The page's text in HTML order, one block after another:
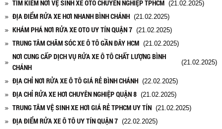
TÌM KIẾM NƠI VỆ SINH XE OTO CHUYÊN NGHIỆP TPHCM (21.02.2025)
ĐỊA ĐIỂM RỬA XE HƠI NHANH BÌNH CHÁNH (21.02.2025)
KHÁM PHÁ NƠI RỬA XE OTO UY TÍN QUẬN 7 (21.02.2025)
TRUNG TÂM CHĂM SÓC XE Ô TÔ GẦN ĐÂY HCM (21.02.2025)
NƠI CUNG CẤP DỊCH VỤ RỬA XE Ô TÔ CHẤT LƯỢNG BÌNH
CHÁNH
(21.02.2025)
ĐỊA CHỈ NƠI RỬA XE Ô TÔ GIÁ RẺ BÌNH CHÁNH (22.02.2025)
ĐỊA CHỈ RỬA XE HƠI CHUYÊN NGHIỆP QUẬN 8 (21.02.2025)
TRUNG TÂM VỆ SINH XE HƠI GIÁ RẺ TPHCM UY TÍN (21.02.2025)
ĐỊA ĐIỂM RỬA XE Ô TÔ UY TÍN QUẬN 7 (22.02.2025)